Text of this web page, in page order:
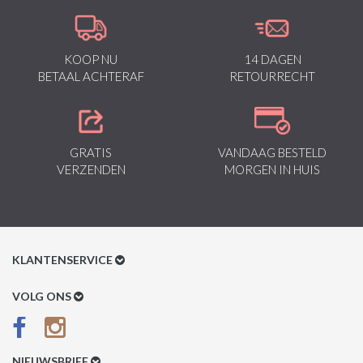
KOOP NU
BETAAL ACHTERAF
14 DAGEN
RETOURRECHT
GRATIS
VERZENDEN
VANDAAG BESTELD
MORGEN IN HUIS
KLANTENSERVICE
Klantenservice
Betaalmethoden
VOLG ONS